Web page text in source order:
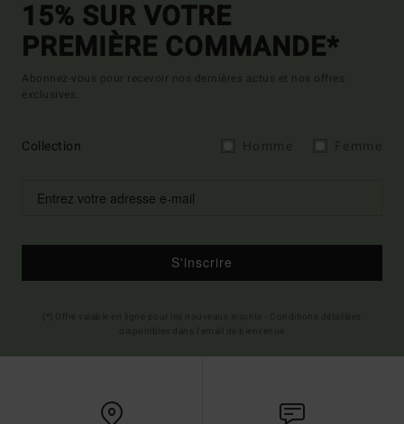
15% SUR VOTRE
PREMIÈRE COMMANDE*
Abonnez-vous pour recevoir nos dernières actus et nos offres
exclusives.
Collection
S'inscrire